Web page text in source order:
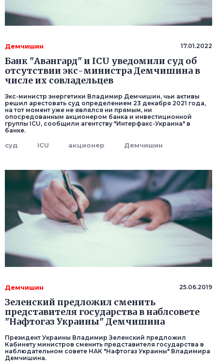
Демчишин 17.01.2022
Банк "Авангард" и ICU уведомили суд об
отсутствии экс-министра Демчишина в
числе их совладельцев
Экс-министр энергетики Владимир Демчишин, чьи активы
решил арестовать суд определением 23 декабря 2021 года,
на тот момент уже не являлся ни прямым, ни
опосредованным акционером банка и инвестиционной
группы ICU, сообщили агентству "Интерфакс-Украина" в
банке.
суд ICU акционер Демчишин
Демчишин 25.06.2019
Зеленский предложил сменить
представителя государства в наблсовете
"Нафтогаз Украины" Демчишина
Президент Украины Владимир Зеленский предложил
Кабинету министров сменить представителя государства в
наблюдательном совете НАК "Нафтогаз Украины" Владимира
Демчишина.